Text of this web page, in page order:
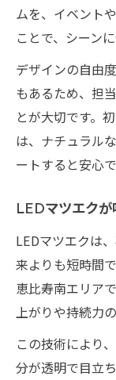
ムを、イベント
ことで、シーン
デザインの自由
もあるため、担
とが大切です。
は、ナチュラル
ートすると安心で
LEDマツエクが
LEDマツエクは
来よりも短時間
恵比寿南エリア
上がりや持続力
この技術により
分が透明で目立